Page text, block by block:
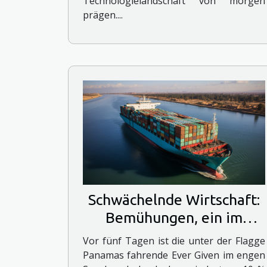
prägen....
Schwächelnde Wirtschaft:
Bemühungen, ein im
Suezkanal festsitzendes
Schiff zu befreien,
Vor fünf Tagen ist die unter der Flagge
Panamas fahrende Ever Given im engen